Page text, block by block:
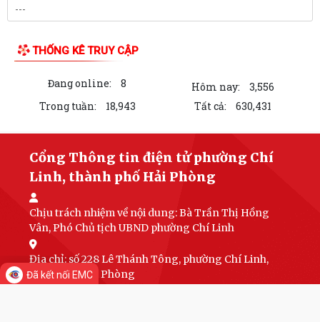
THỐNG KÊ TRUY CẬP
Đang online: 8 Hôm nay:
3,556
Trong tuần:
18,943 Tất cả: 630,431
Cổng Thông tin điện tử phường Chí
Linh, thành phố Hải Phòng
Chịu trách nhiệm về nội dung:Bà Trần Thị Hồng
Vân, Phó Chủ tịch UBND phường Chí Linh
Địa chỉ: số 228 Lê Thánh Tông, phường Chí Linh,
thành phố Hải Phòng
Đã kết nối EMC